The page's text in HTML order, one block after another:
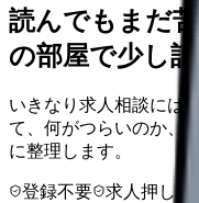
読んでもまだ
の部屋で少し
いきなり求人相談には
て、何がつらいのか、
に整理します。
登録不要 求人押し売